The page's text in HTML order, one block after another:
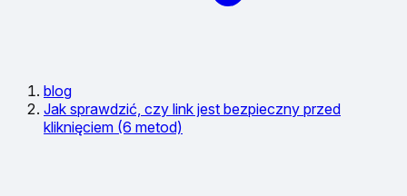
blog
Jak sprawdzić, czy link jest bezpieczny przed
kliknięciem (6 metod)